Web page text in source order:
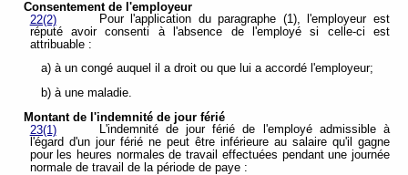
Consentement de l'employeur
22(2)
Pour l'application du paragraphe (1), l'employeur est
réputé avoir consenti à l'absence de l'employé si celle-ci est
attribuable :
a) à un congé auquel il a droit ou que lui a accordé l'employeur;
b) à une maladie.
Montant de l'indemnité de jour férié
23(1)
L'indemnité de jour férié de l'employé admissible à
l'égard d'un jour férié ne peut être inférieure au salaire qu'il gagne
pour les heures normales de travail effectuées pendant une journée
normale de travail de la période de paye :